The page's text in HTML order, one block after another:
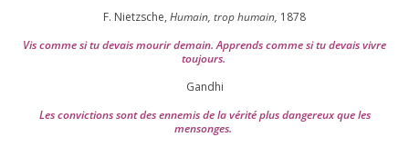
F. Nietzsche, Humain, trop humain, 1878
Vis comme si tu devais mou­rir demain. Apprends comme si tu devais vivre
toujours.
Gandhi
Les convic­tions sont des enne­mis de la véri­té plus dan­ge­reux que les
mensonges.